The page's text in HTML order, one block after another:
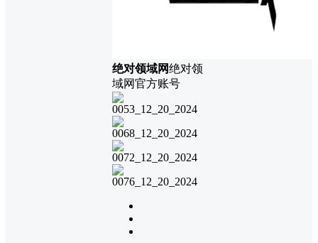
绝对领域网绝对领
域网官方账号